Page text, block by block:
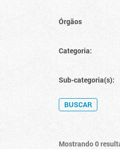
Órgãos
Categoria:
Sub-categoria(s):
Mostrando 0